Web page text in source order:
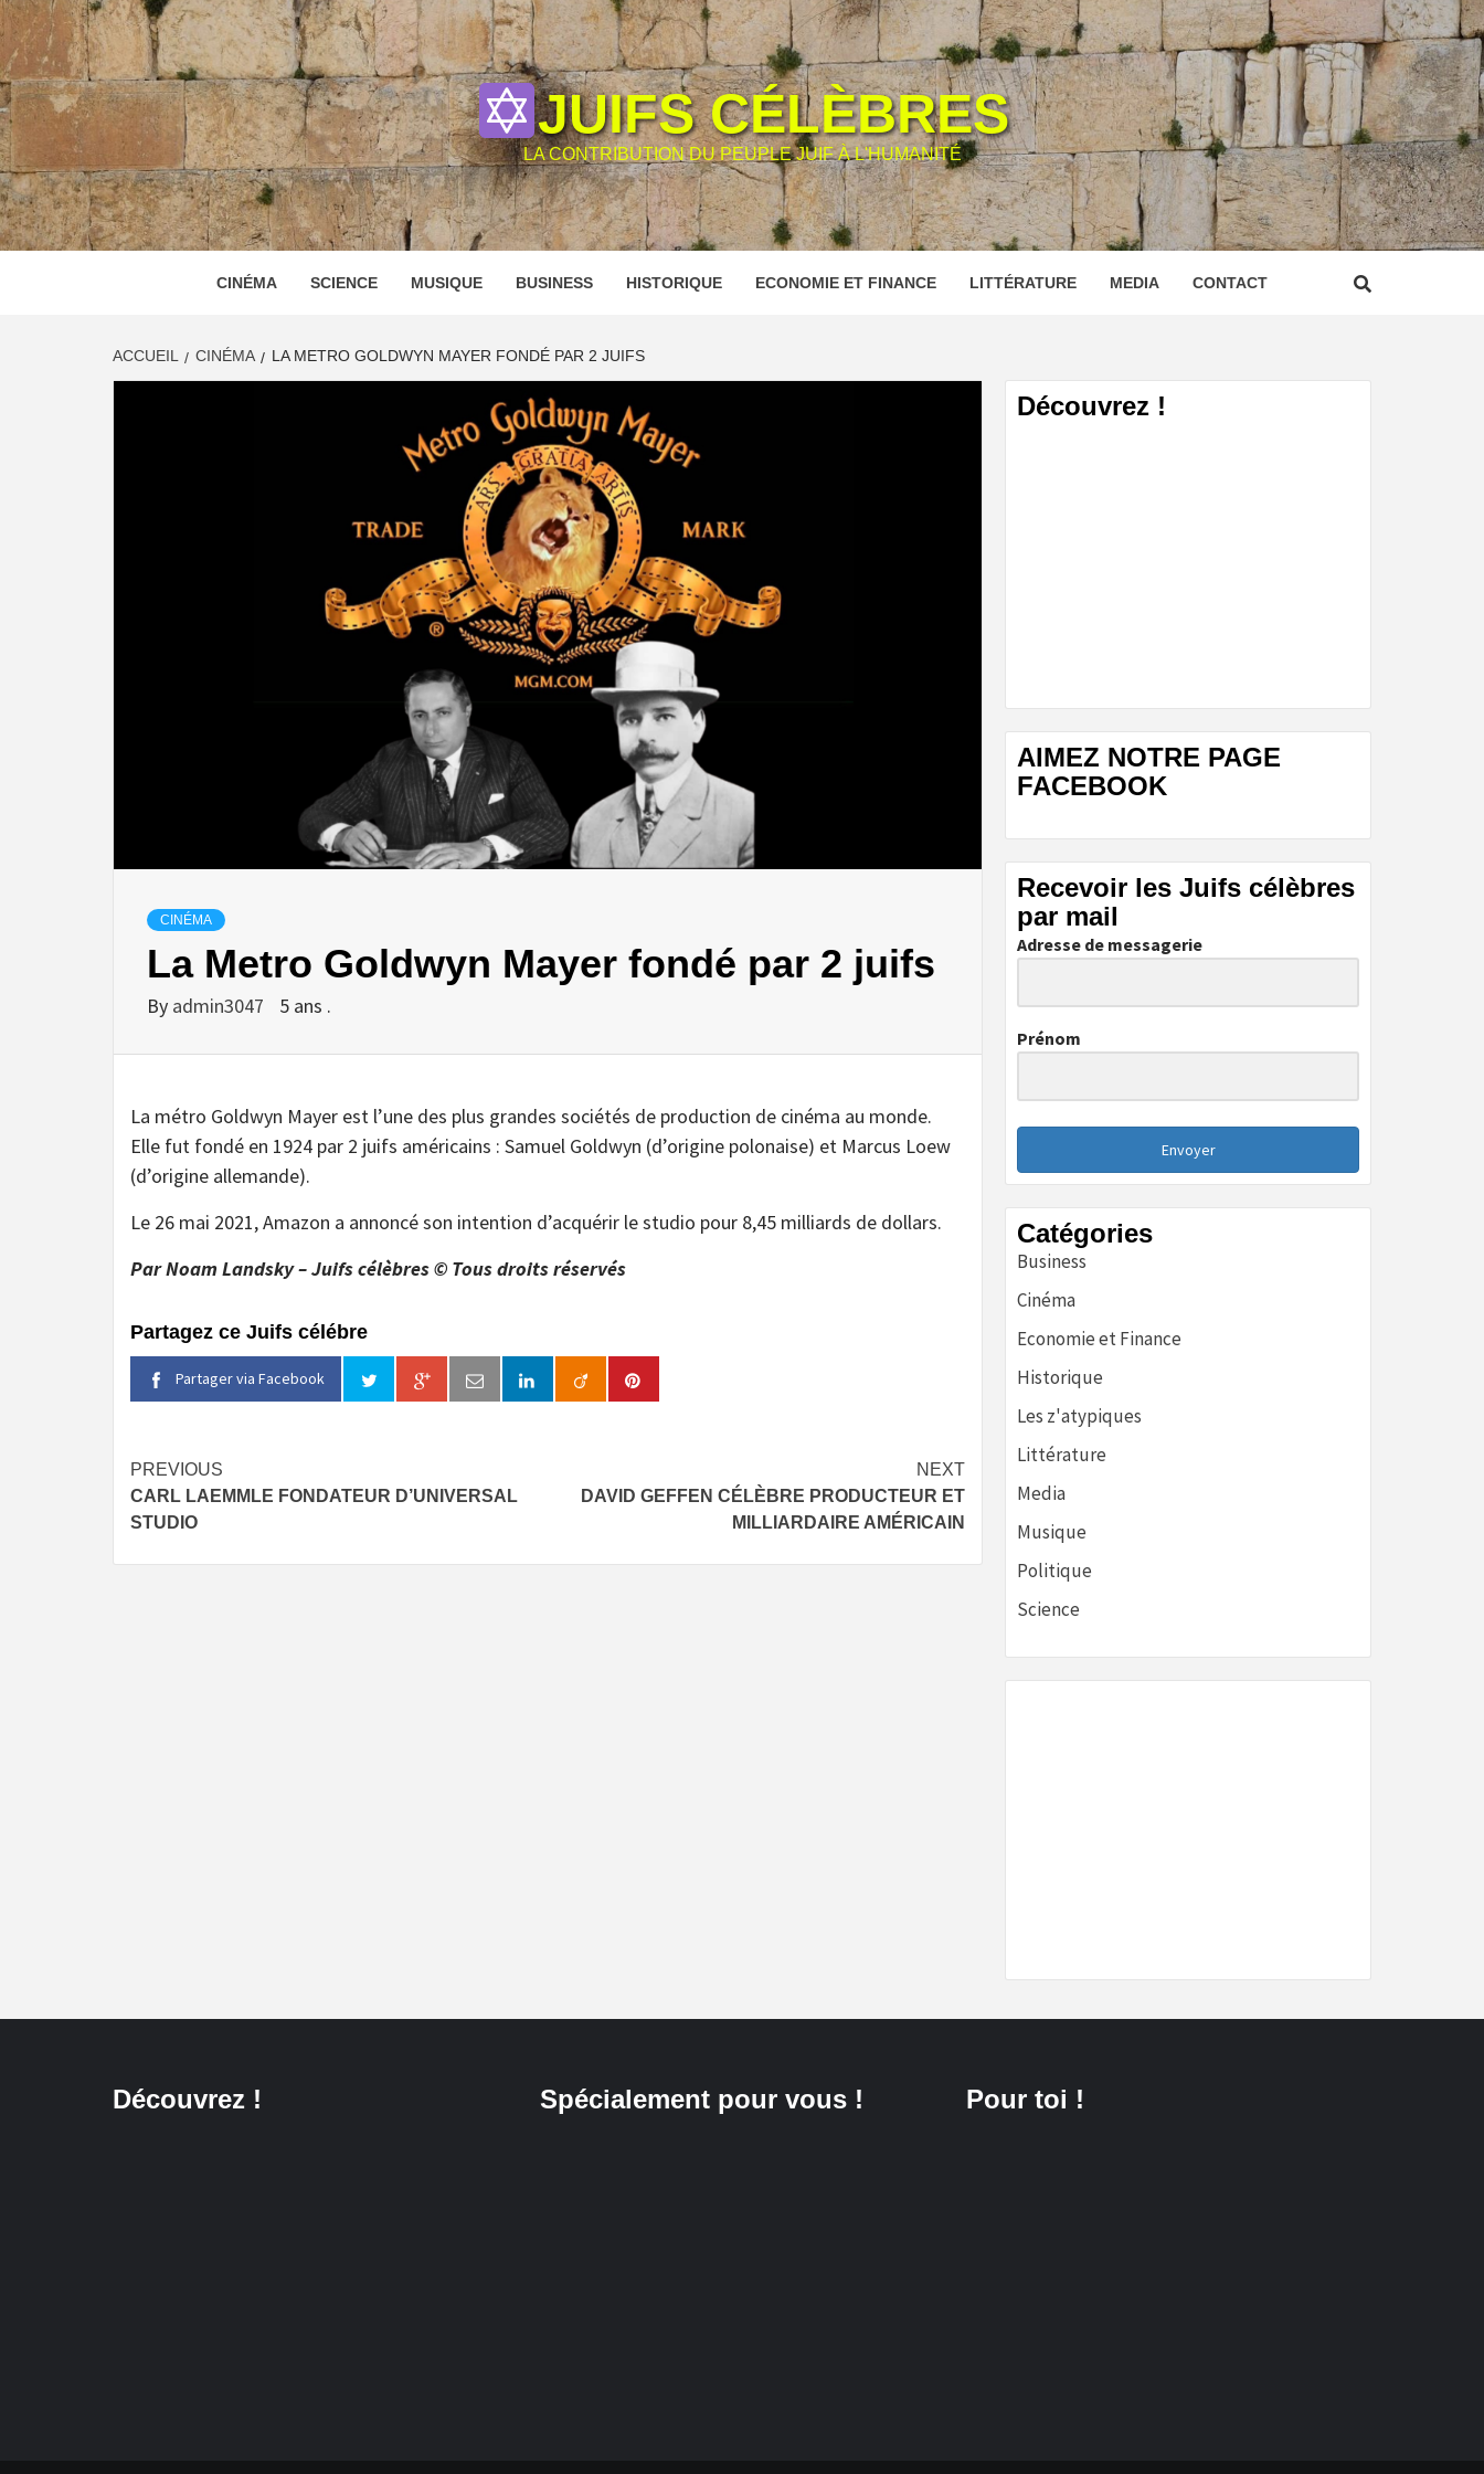
Skip
to
content
JUIFS CÉLÈBRES
LA CONTRIBUTION DU PEUPLE JUIF À L'HUMANITÉ
CINÉMA SCIENCE MUSIQUE BUSINESS HISTORIQUE ECONOMIE ET FINANCE LITTÉRATURE MEDIA CONTACT
ACCUEIL CINÉMA LA METRO GOLDWYN MAYER FONDÉ PAR 2 JUIFS
CINÉMA
La Metro Goldwyn Mayer fondé par 2 juifs
By admin3047 5 ans .
La métro Goldwyn Mayer est l’une des plus grandes sociétés de production de cinéma au monde.
Elle fut fondé en 1924 par 2 juifs américains : Samuel Goldwyn (d’origine polonaise) et Marcus Loew
(d’origine allemande).
Le 26 mai 2021, Amazon a annoncé son intention d’acquérir le studio pour 8,45 milliards de dollars.
Par Noam Landsky – Juifs célèbres © Tous droits réservés
Partagez ce Juifs célébre
Partager via Facebook
Continue
Reading
PREVIOUS
CARL LAEMMLE FONDATEUR D’UNIVERSAL
STUDIO
NEXT
DAVID GEFFEN CÉLÈBRE PRODUCTEUR ET
MILLIARDAIRE AMÉRICAIN
Découvrez !
AIMEZ NOTRE PAGE
FACEBOOK
Recevoir les Juifs célèbres
par mail
Adresse de messagerie
Prénom
Envoyer
Catégories
Business
Cinéma
Economie et Finance
Historique
Les z'atypiques
Littérature
Media
Musique
Politique
Science
Découvrez ! Spécialement pour vous ! Pour toi !